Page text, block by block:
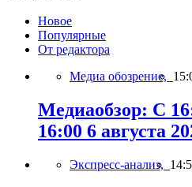
Новое
Популярные
От редактора
Медиа обозрение,
Медиаобзор: С
16:00 6 августа
Экспресс-анализ,